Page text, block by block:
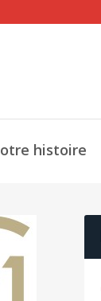
histoire